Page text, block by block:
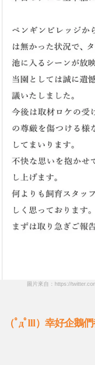
圖片來自：https://
（ﾟдﾟlll）幸好企鵝